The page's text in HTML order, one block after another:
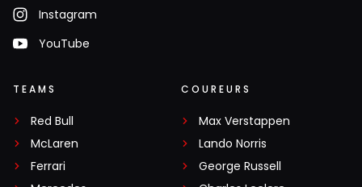
Instagram
YouTube
TEAMS
Red Bull
McLaren
Ferrari
COUREURS
Max Verstappen
Lando Norris
George Russell